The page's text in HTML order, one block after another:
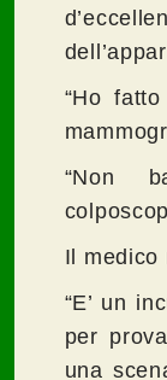
“Ho
“Non
Il medico
“E’ un
per
una